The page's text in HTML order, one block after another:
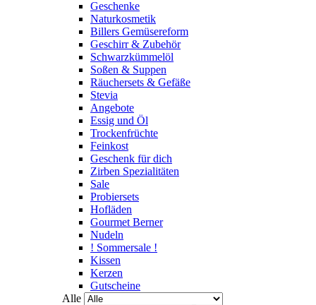
Geschenke
Naturkosmetik
Billers Gemüsereform
Geschirr & Zubehör
Schwarzkümmelöl
Soßen & Suppen
Räuchersets & Gefäße
Stevia
Angebote
Essig und Öl
Trockenfrüchte
Feinkost
Geschenk für dich
Zirben Spezialitäten
Sale
Probiersets
Hofläden
Gourmet Berner
Nudeln
! Sommersale !
Kissen
Kerzen
Gutscheine
Alle